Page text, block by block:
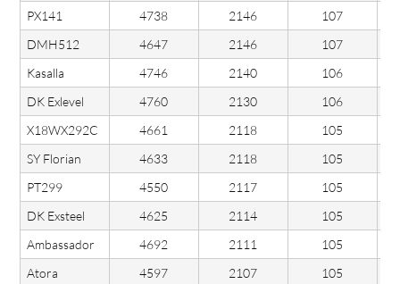
PX141
4738 2146
107
DMH512
4647 2146
107
Kasalla
4746 2140
106
DK Exlevel
4760 2130
106
X18WX292C
4661 2118
105
SY Florian
4633 2118
105
PT299
4550 2117
105
DK Exsteel
4625 2114
105
Ambassador
4692 2111
105
Atora
4597 2107
105